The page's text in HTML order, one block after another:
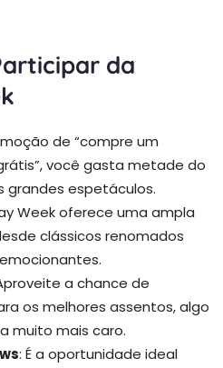
da
de “compre um
você gasta metade do
grandes espetáculos.
Week oferece uma ampla
clássicos renomados
a chance de
os melhores assentos, algo
muito mais caro.
: É a oportunidade ideal